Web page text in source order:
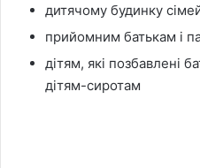
дитячому будинку
прийомним батькам і
дітям, які позбавлені
дітям-сиротам